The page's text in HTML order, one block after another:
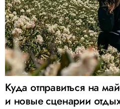
Куда отправиться на
и новые сценарии